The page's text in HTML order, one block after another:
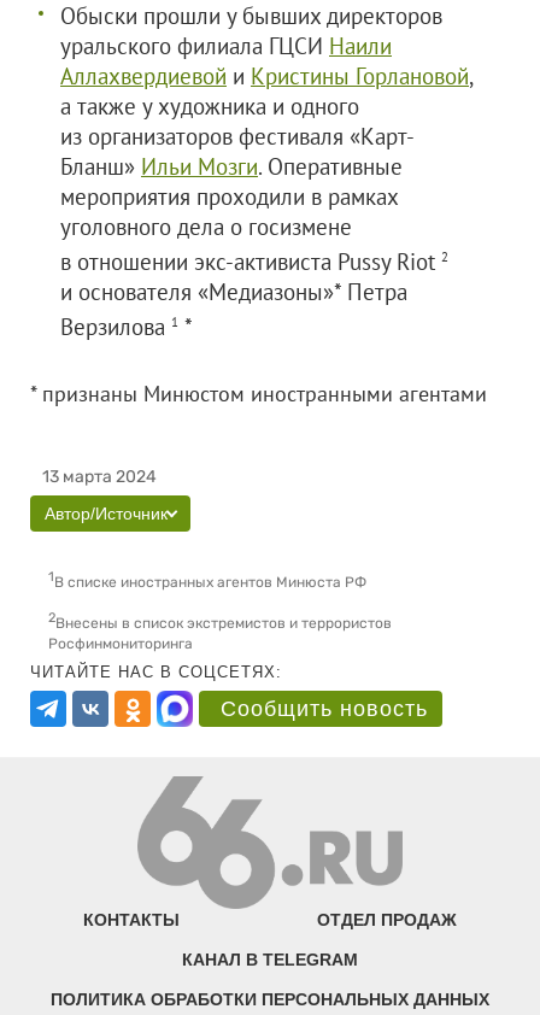
Обыски прошли у бывших директоров
уральского филиала ГЦСИ Наили
Аллахвердиевой и Кристины Горлановой,
а также у художника и одного
из организаторов фестиваля «Карт-
Бланш» Ильи Мозги. Оперативные
мероприятия проходили в рамках
уголовного дела о госизмене
в отношении экс-активиста Pussy Riot 2
и основателя «Медиазоны»* Петра
Верзилова 1 *
* признаны Минюстом иностранными агентами
13 марта 2024
Автор/Источник
1В списке иностранных агентов Минюста РФ
2Внесены в список экстремистов и террористов
Росфинмониторинга
ЧИТАЙТЕ НАС В СОЦСЕТЯХ:
Сообщить новость
КОНТАКТЫ ОТДЕЛ ПРОДАЖ
КАНАЛ В TELEGRAM
ПОЛИТИКА ОБРАБОТКИ ПЕРСОНАЛЬНЫХ ДАННЫХ